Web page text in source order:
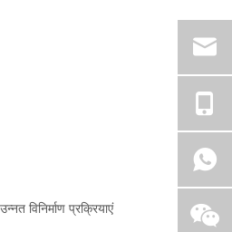
विनिर्माण प्रक्रियाएं